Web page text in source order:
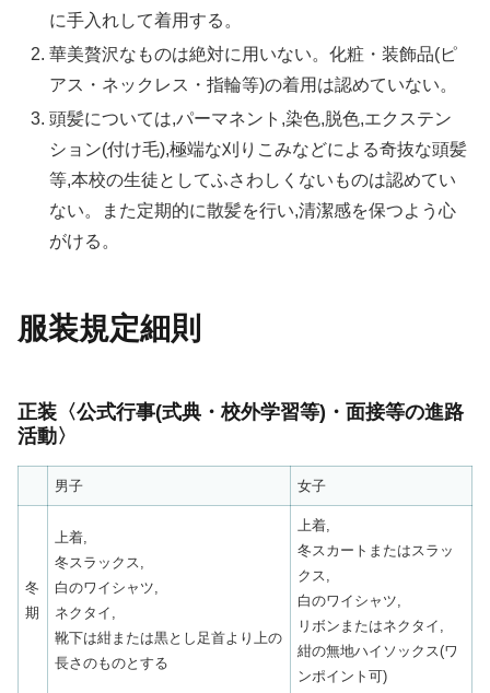
に手入れして着用する。
華美贅沢なものは絶対に用いない。化粧・装飾品(ピ
アス・ネックレス・指輪等)の着用は認めていない。
頭髪については,パーマネント,染色,脱色,エクステン
ション(付け毛),極端な刈りこみなどによる奇抜な頭髪
等,本校の生徒としてふさわしくないものは認めてい
ない。また定期的に散髪を行い,清潔感を保つよう心
がける。
服装規定細則
正装〈公式行事(式典・校外学習等)・面接等の進路
活動〉
男子 女子
冬
期
上着,
冬スラックス,
白のワイシャツ,
ネクタイ,
靴下は紺または黒とし足首より上の
長さのものとする
上着,
冬スカートまたはスラッ
クス,
白のワイシャツ,
リボンまたはネクタイ,
紺の無地ハイソックス(ワ
ンポイント可)